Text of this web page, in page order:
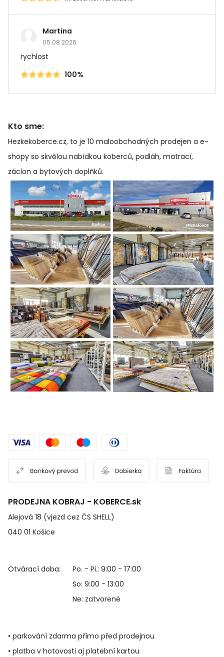
Martina
05.08.2026
rychlost
100%
Kto sme:
Hezkekoberce.cz, to je 10 maloobchodných prodejen a e-
shopy so skvělou nabídkou koberců, podláh, matrací,
záclon a bytových doplňků.
PRODEJNA KOBRAJ - KOBERCE.sk
Alejová 18 (vjezd cez ČS SHELL)
040 01 Košice
Otvárací doba:
Po. - Pi.: 9:00 - 17:00
So: 9:00 - 13:00
Ne: zatvorené
• parkování zdarma přímo před prodejnou
• platba v hotovosti aj platební kartou